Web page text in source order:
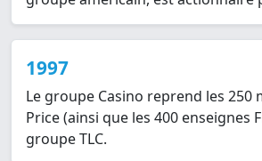
1997
Le groupe Casino reprend les 250
Price (ainsi que les 400 enseignes
groupe TLC.